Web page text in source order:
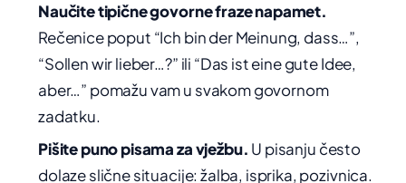
Naučite tipične govorne fraze napamet.
Rečenice poput “Ich bin der Meinung, dass…”,
“Sollen wir lieber…?” ili “Das ist eine gute Idee,
aber…” pomažu vam u svakom govornom
zadatku.
Pišite puno pisama za vježbu. U pisanju često
dolaze slične situacije: žalba, isprika, pozivnica.